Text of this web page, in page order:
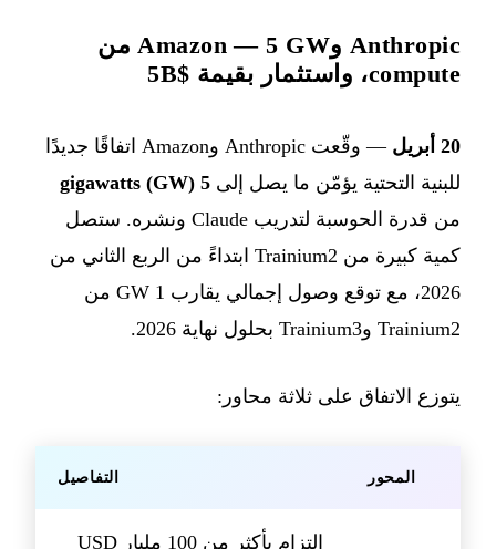
Anthropic وAmazon — 5 GW من
compute، واستثمار بقيمة $5B
20 أبريل
— وقّعت Anthropic وAmazon اتفاقًا جديدًا
للبنية التحتية يؤمّن ما يصل إلى 5 gigawatts (GW)
من قدرة الحوسبة لتدريب Claude ونشره. ستصل
كمية كبيرة من Trainium2 ابتداءً من الربع الثاني من
2026، مع توقع وصول إجمالي يقارب 1 GW من
Trainium2 وTrainium3 بحلول نهاية 2026.
يتوزع الاتفاق على ثلاثة محاور:
المحور التفاصيل
التزام بأكثر من 100 مليار USD